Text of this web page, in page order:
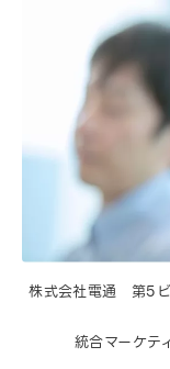
株式会社電通 第5ビ
統合マーケテ